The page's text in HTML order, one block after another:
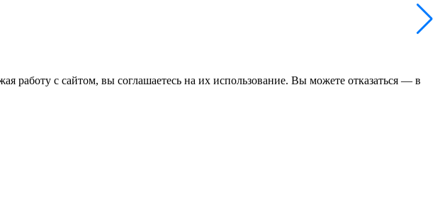
работу с сайтом, вы соглашаетесь на их использование. Вы можете отказаться — в